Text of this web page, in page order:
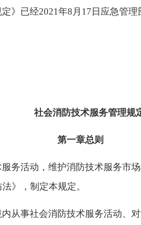
定》已经2021年8月17日应急管
社会消防技术服务管理规
第一章总则
务活动，维护消防技术服务市
》，制定本规定。
从事社会消防技术服务活动、